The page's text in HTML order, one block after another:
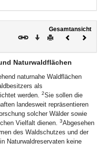
Gesamtansicht
Download
DruckenVorheriges
Naturwaldflächen
naturnahe Waldflächen
als
werden. 2Sie sollen die
landesweit repräsentieren
solcher Wälder sowie
Vielfalt dienen. 3Abgesehen
des Waldschutzes und der
Naturwaldreservaten keine